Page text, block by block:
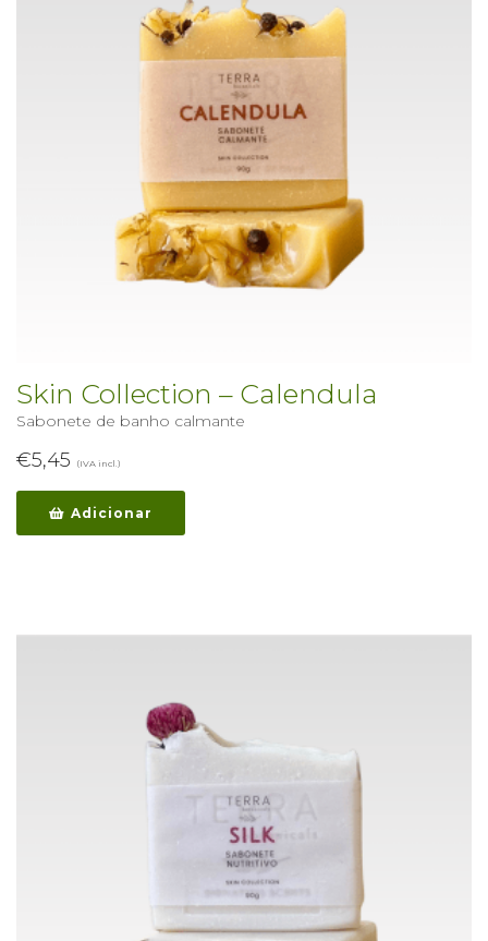
Skin Collection – Calendula
Sabonete de banho calmante
€5,45 (IVA incl.)
Adicionar